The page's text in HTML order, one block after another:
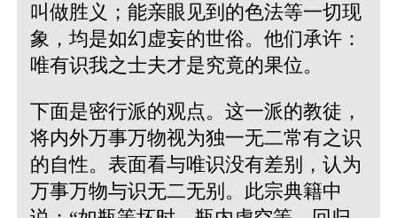
叫做胜义；能亲眼见到的色法等一切现
象，均是如幻虚妄的世俗。他们承许：
唯有识我之士夫才是究竟的果位。
下面是密行派的观点。这一派的教徒，
将内外万事万物视为独一无二常有之识
的自性。表面看与唯识没有差别，认为
万事万物与识无二无别。此宗典籍中